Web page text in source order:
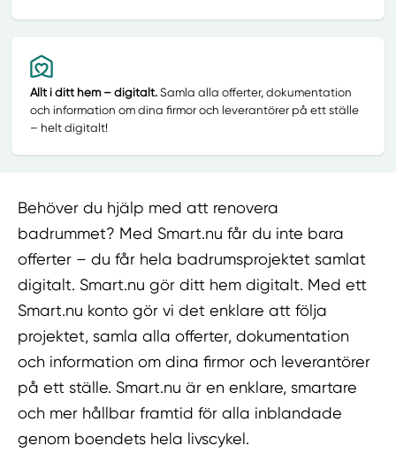
Allt i ditt hem – digitalt.Samla alla offerter, dokumentation
och information om dina firmor och leverantörer på ett ställe
– helt digitalt!
Behöver du hjälp med att renovera
badrummet? Med Smart.nu får du inte bara
offerter – du får hela badrumsprojektet samlat
digitalt. Smart.nu gör ditt hem digitalt. Med ett
Smart.nu konto gör vi det enklare att följa
projektet, samla alla offerter, dokumentation
och information om dina firmor och leverantörer
på ett ställe. Smart.nu är en enklare, smartare
och mer hållbar framtid för alla inblandade
genom boendets hela livscykel.